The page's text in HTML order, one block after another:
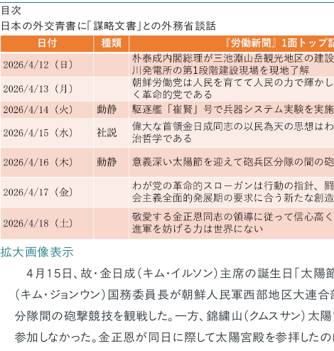
目次
日本の外交青書に「謀略文書」との外務省談話
拡大画像表示
4月15日、故・金日成（キム・イルソン）主席の誕生日「太陽
（キム・ジョンウン）国務委員長が朝鮮人民軍西部地区大連
分隊間の砲撃競技を観戦した。一方、錦繍山（クムスサン）太
参加しなかった。金正恩が同日に際して太陽宮殿を参拝した